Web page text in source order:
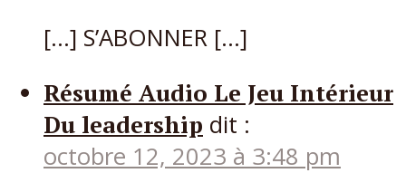
[…] S’ABONNER […]
Résumé Audio Le Jeu Intérieur
Du leadership dit :
octobre 12, 2023 à 3:48 pm